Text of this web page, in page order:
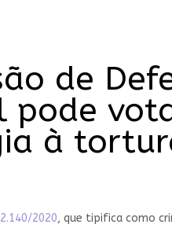
de
pode
à
2.140/2020, que tipifica como